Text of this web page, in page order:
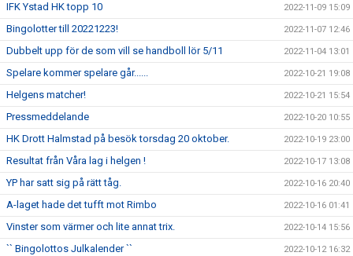
IFK Ystad HK topp 10 2022-11-09 15:09
Bingolotter till 20221223! 2022-11-07 12:46
Dubbelt upp för de som vill se handboll lör 5/11 2022-11-04 13:01
Spelare kommer spelare går...... 2022-10-21 19:08
Helgens matcher! 2022-10-21 15:54
Pressmeddelande 2022-10-20 10:55
HK Drott Halmstad på besök torsdag 20 oktober. 2022-10-19 23:00
Resultat från Våra lag i helgen ! 2022-10-17 13:08
YP har satt sig på rätt tåg. 2022-10-16 20:40
A-laget hade det tufft mot Rimbo 2022-10-16 01:41
Vinster som värmer och lite annat trix. 2022-10-14 15:56
`` Bingolottos Julkalender `` 2022-10-12 16:32